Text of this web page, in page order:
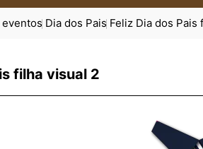
eventos Dia dos Pais Feliz Dia dos Pais
filha visual 2